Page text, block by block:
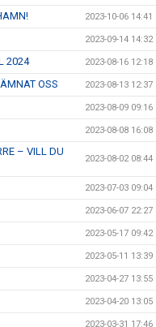
2023-10-06 14:41
2023-09-14 14:32
2024 2023-08-16 12:18
OSS 2023-08-13 12:37
2023-08-09 09:16
2023-08-08 16:08
– VILL DU
2023-08-02 08:44
2023-07-03 09:04
2023-06-07 22:27
2023-05-17 09:42
2023-05-11 13:39
2023-04-27 13:55
2023-04-20 13:05
2023-03-31 17:46